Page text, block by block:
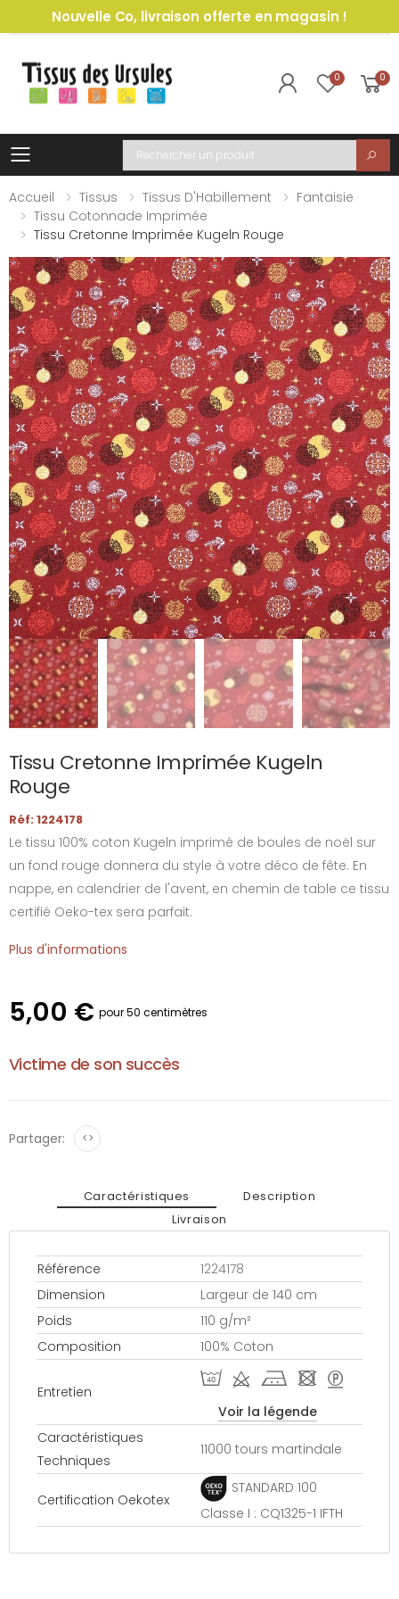
Nouvelle Co, livraison offerte en magasin !
0 0
Toggle mobile menu
Recherche
Accueil
Tissus Tissus D'Habillement
Fantaisie
Tissu Cotonnade Imprimée
Tissu Cretonne Imprimée Kugeln Rouge
Tissu Cretonne Imprimée Kugeln
Rouge
Réf: 1224178
Le tissu 100% coton Kugeln imprimé de boules de noël sur
un fond rouge donnera du style à votre déco de fête. En
nappe, en calendrier de l'avent, en chemin de table ce tissu
certifié Oeko-tex sera parfait.
Plus d'informations
5,00 € pour 50 centimètres
Victime de son succès
Partager: <>
Caractéristiques
Description
Livraison
Référence
1224178
Dimension
Largeur de 140 cm
Poids
110 g/m²
Composition
100% Coton
Entretien
I d j - >
Voir la légende
Caractéristiques
Techniques
11000 tours martindale
Certification Oekotex
STANDARD 100
Classe I : CQ1325-1 IFTH